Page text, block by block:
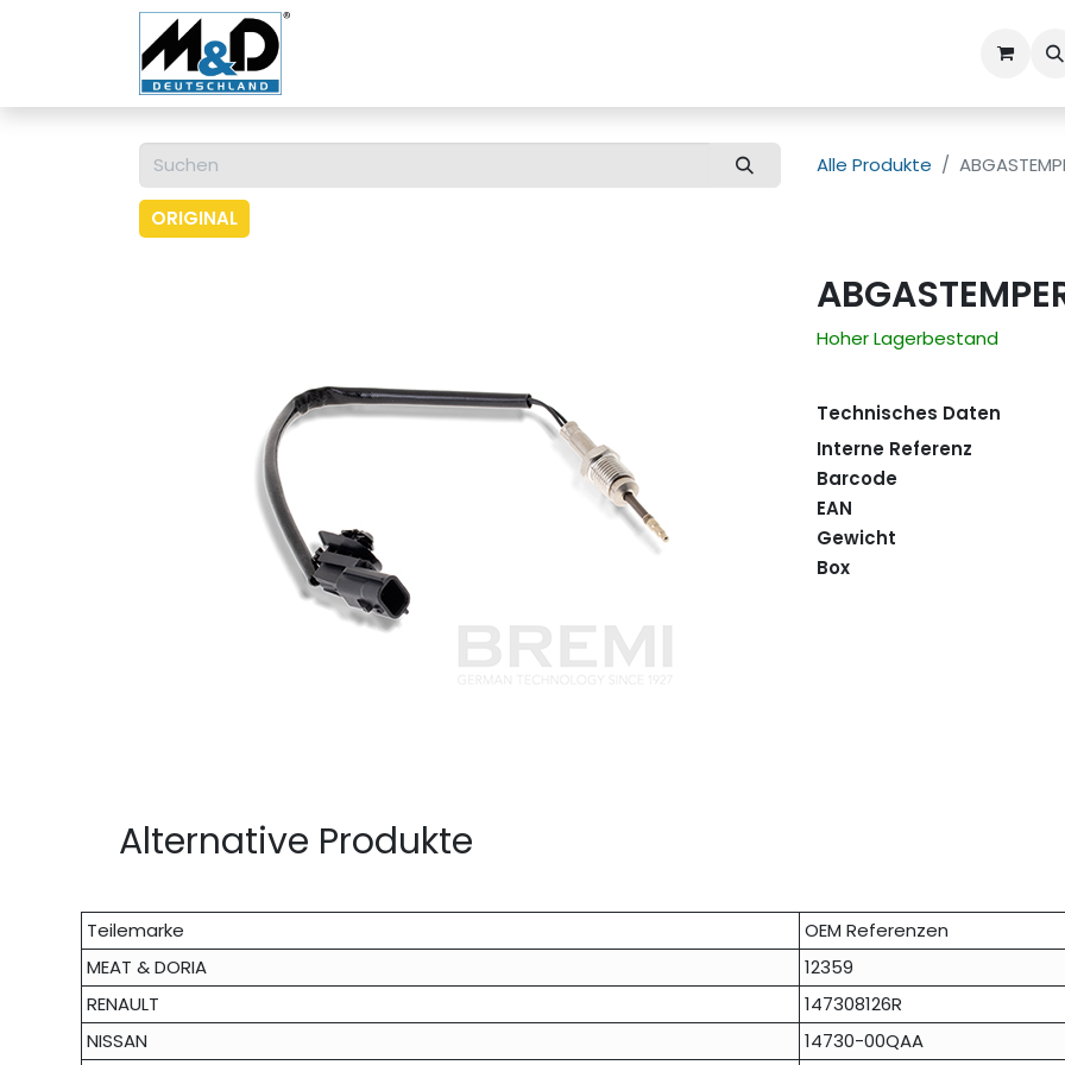
Alle Produkte
ORIGINAL
Hoher Lagerbestand
Technisches Daten
Interne Referenz
Barcode
EAN
Gewicht
Box
Alternative Produkte
Teilemarke
OEM Referenzen
MEAT & DORIA
12359
RENAULT
147308126R
NISSAN
14730-00QAA